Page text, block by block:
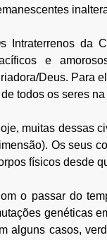
Intraterrenos da
e
Deus. Para
todos os seres
muitas dessas
Os seus
físicos desde
o passar do
genéticas
alguns casos,